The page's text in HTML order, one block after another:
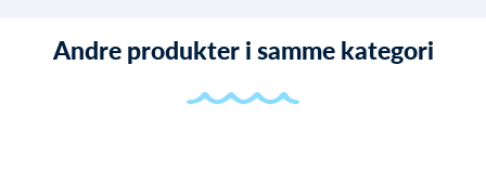
Andre produkter i samme kategori